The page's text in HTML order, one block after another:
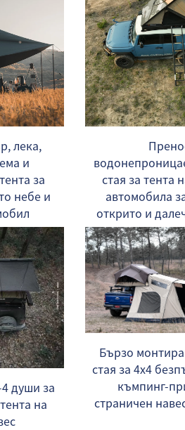
лека,
и
за
небе и
стая за тента
автомобила
открито и
души за
на
Бързо
стая за 4x4
къмпинг-
страничен